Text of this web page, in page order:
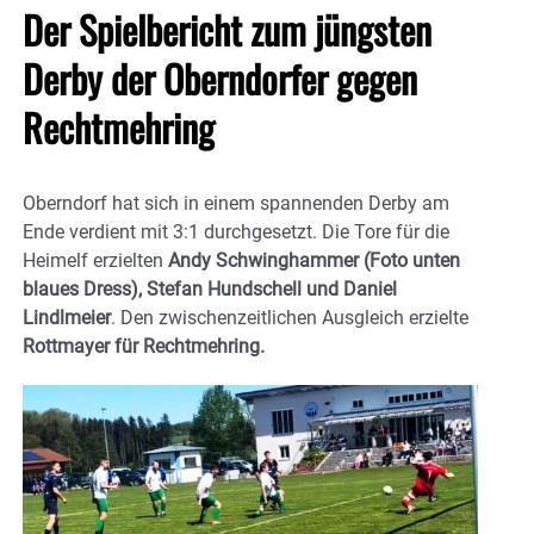
Der Spielbericht zum jüngsten
Derby der Oberndorfer gegen
Rechtmehring
Oberndorf hat sich in einem spannenden Derby am
Ende verdient mit 3:1 durchgesetzt. Die Tore für die
Heimelf erzielten Andy Schwinghammer (Foto unten
blaues Dress), Stefan Hundschell und Daniel
Lindlmeier. Den zwischenzeitlichen Ausgleich erzielte
Rottmayer für Rechtmehring.